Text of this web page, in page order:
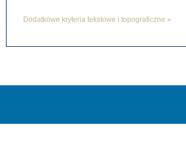
Dodatkowe kryteria tekstowe i topograficzne »